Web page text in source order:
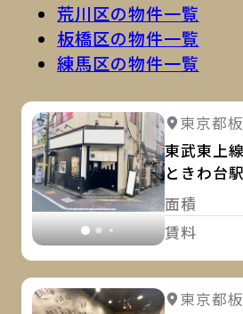
荒川区の物件一覧
板橋区の物件一覧
練馬区の物件一覧
詳細を見
東京都
東武東上線
ときわ台
面積
賃料
詳細を見
東京都